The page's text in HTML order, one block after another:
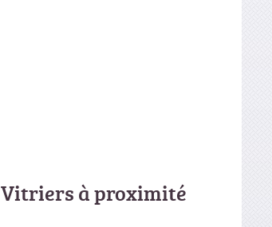
Vitriers à proximité